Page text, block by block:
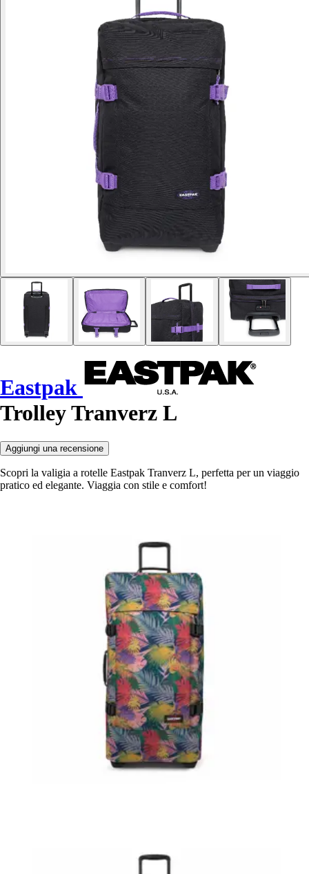
Eastpak
Trolley Tranverz L
Aggiungi una recensione
Scopri la valigia a rotelle Eastpak Tranverz L, perfetta per un viaggio
pratico ed elegante. Viaggia con stile e comfort!